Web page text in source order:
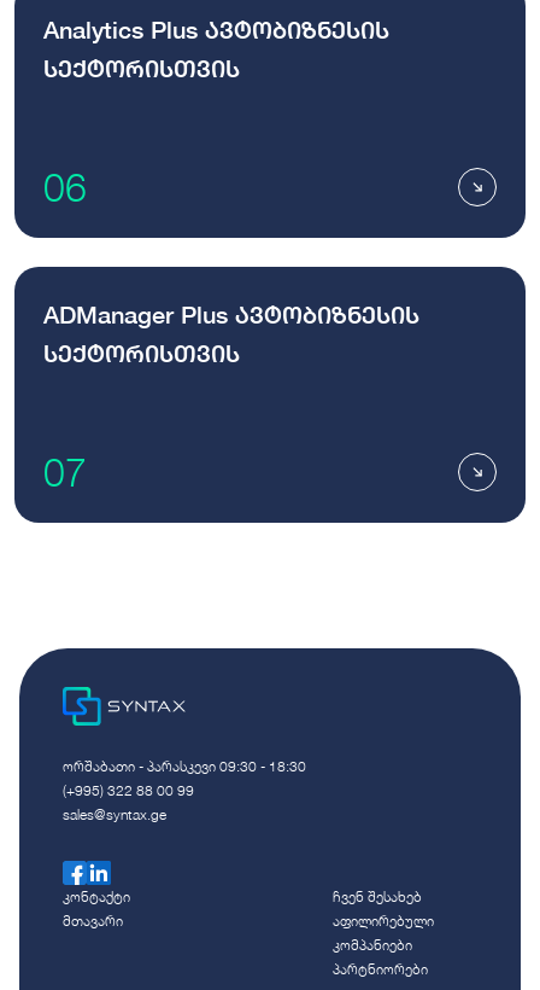
Analytics Plus ავტობიზნესის
სექტორისთვის
06
ADManager Plus ავტობიზნესის
სექტორისთვის
07
ორშაბათი - პარასკევი 09:30 - 18:30
(+995) 322 88 00 99
sales@syntax.ge
კონტაქტი
მთავარი
ჩვენ შესახებ
აფილირებული
კომპანიები
პარტნიორები